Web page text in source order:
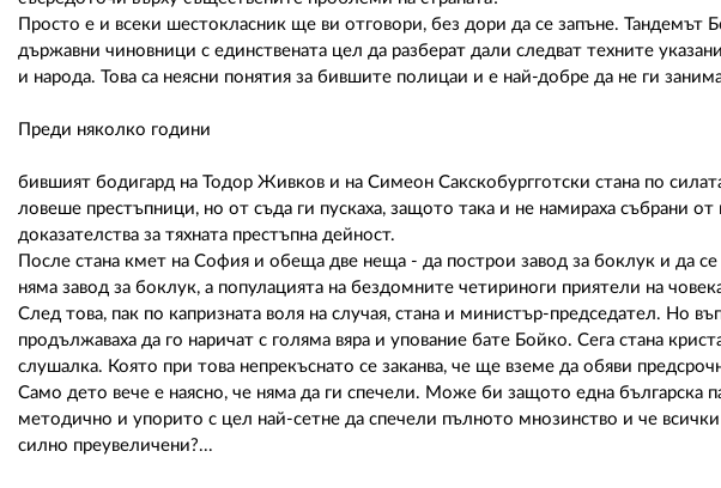
Просто е и всеки шестокласник ще ви отговори, без дори да се запъне. Тандемът
държавни чиновници с единствената цел да разберат дали следват техните
и народа. Това са неясни понятия за бившите полицаи и е най-добре да не ги
Преди няколко години
бившият бодигард на Тодор Живков и на Симеон Сакскобургготски стана по
ловеше престъпници, но от съда ги пускаха, защото така и не намираха събрани
доказателства за тяхната престъпна дейност.
После стана кмет на София и обеща две неща - да построи завод за боклук и да
няма завод за боклук, а популацията на бездомните четириноги приятели на
След това, пак по капризната воля на случая, стана и министър-председател. Но
продължаваха да го наричат с голяма вяра и упование бате Бойко. Сега стана
слушалка. Която при това непрекъснато се заканва, че ще вземе да обяви
Само дето вече е наясно, че няма да ги спечели. Може би защото една българска
методично и упорито с цел най-сетне да спечели пълното мнозинство и че
силно преувеличени?...